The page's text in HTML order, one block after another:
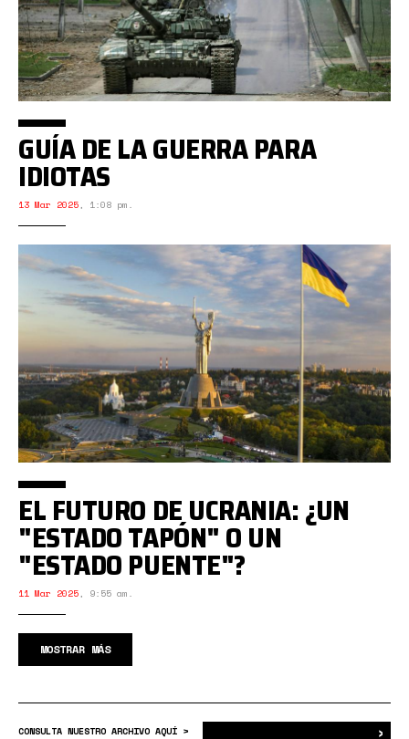
GUÍA DE LA GUERRA PARA
IDIOTAS
13 Mar 2025, 1:08 pm.
EL FUTURO DE UCRANIA: ¿UN
"ESTADO TAPÓN" O UN
"ESTADO PUENTE"?
11 Mar 2025, 9:55 am.
MOSTRAR MÁS
CONSULTA NUESTRO ARCHIVO AQUÍ > ›